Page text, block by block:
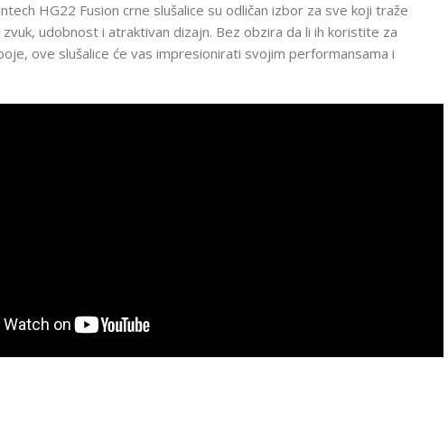
HG22 Fusion crne slušalice su odličan izbor za sve koji traže
udobnost i atraktivan dizajn. Bez obzira da li ih koristite za
ove slušalice će vas impresionirati svojim performansama i